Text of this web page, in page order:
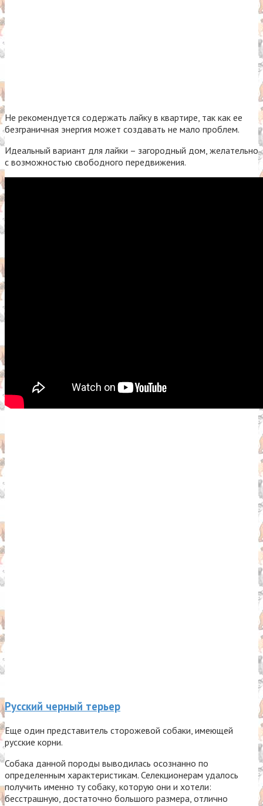
Не рекомендуется содержать лайку в квартире, так как ее
безграничная энергия может создавать не мало проблем.
Идеальный вариант для лайки – загородный дом, желательно
с возможностью свободного передвижения.
Русский черный терьер
Еще один представитель сторожевой собаки, имеющей
русские корни.
Собака данной породы выводилась осознанно по
определенным характеристикам. Селекционерам удалось
получить именно ту собаку, которую они и хотели:
бесстрашную, достаточно большого размера, отлично